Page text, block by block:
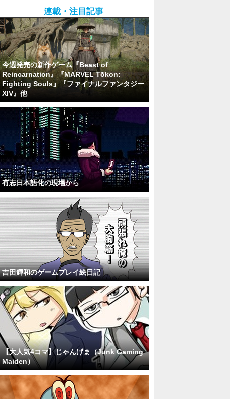
連載・注目記事
今週発売の新作ゲーム『Beast of
Reincarnation』『MARVEL Tōkon:
Fighting Souls』『ファイナルファンタジー
XIV』他
有志日本語化の現場から
吉田輝和のゲームプレイ絵日記
【大人気4コマ】じゃんげま（Junk Gaming
Maiden）